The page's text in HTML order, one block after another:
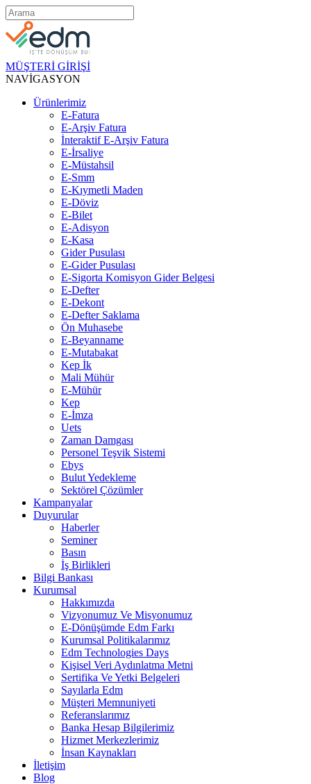
MÜŞTERİ GİRİŞİ
NAVİGASYON
Ürünlerimiz
E-Fatura
E-Arşiv Fatura
İnteraktif E-Arşiv Fatura
E-İrsaliye
E-Müstahsil
E-Smm
E-Kıymetli Maden
E-Döviz
E-Bilet
E-Adisyon
E-Kasa
Gider Pusulası
E-Gider Pusulası
E-Sigorta Komisyon Gider Belgesi
E-Defter
E-Dekont
E-Defter Saklama
Ön Muhasebe
E-Beyanname
E-Mutabakat
Kep İk
Mali Mühür
E-Mühür
Kep
E-İmza
Uets
Zaman Damgası
Personel Teşvik Sistemi
Ebys
Bulut Yedekleme
Sektörel Çözümler
Kampanyalar
Duyurular
Haberler
Seminer
Basın
İş Birlikleri
Bilgi Bankası
Kurumsal
Hakkımızda
Vizyonumuz Ve Misyonumuz
E-Dönüşümde Edm Farkı
Kurumsal Politikalarımız
Edm Technologies Days
Kişisel Veri Aydınlatma Metni
Sertifika Ve Yetki Belgeleri
Sayılarla Edm
Müşteri Memnuniyeti
Referanslarımız
Banka Hesap Bilgilerimiz
Hizmet Merkezlerimiz
İnsan Kaynakları
İletişim
Blog